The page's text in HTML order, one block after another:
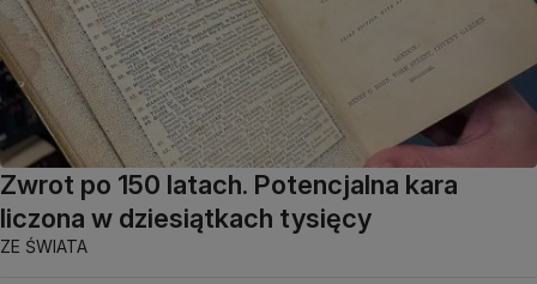
Zwrot po 150 latach. Potencjalna kara
liczona w dziesiątkach tysięcy
ZE ŚWIATA